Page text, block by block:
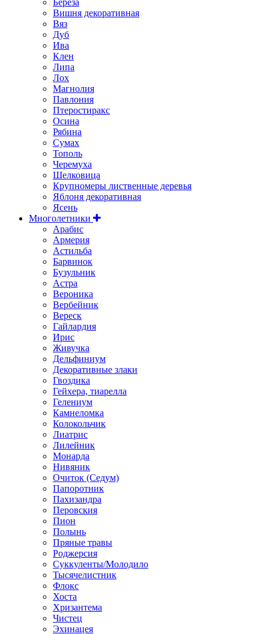
Береза
Вишня декоративная
Вяз
Дуб
Ива
Клен
Липа
Лох
Магнолия
Павлония
Птеростиракс
Осина
Рябина
Сумах
Тополь
Черемуха
Шелковица
Крупномеры лиственные деревья
Яблоня декоративная
Ясень
Многолетники
Арабис
Армерия
Астильбa
Барвинок
Бузульник
Астра
Вероника
Вербейник
Вереск
Гайлардия
Ирис
Живучка
Дельфиниум
Декоративные злаки
Гвоздика
Гейхера, тиарелла
Гелениум
Камнеломка
Колокольчик
Лиатрис
Лилейник
Монарда
Нивяник
Очиток (Седум)
Папоротник
Пахизандра
Перовския
Пион
Полынь
Пряные травы
Роджерсия
Суккуленты/Молодило
Тысячелистник
Флокс
Хоста
Хризантема
Чистец
Эхинацея